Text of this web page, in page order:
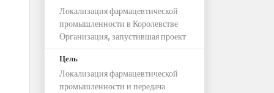
Локализация фармацевтической
промышленности в Королевстве
Организация, запустившая проект
Цель
Локализация фармацевтической
промышленности и передача